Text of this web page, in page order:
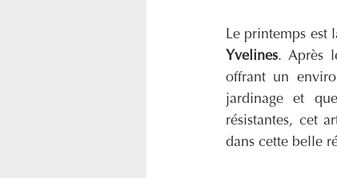
Yvelines. Après
offrant un
jardinage et
résistantes, cet
dans cette belle